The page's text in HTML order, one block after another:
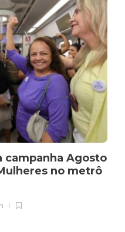
campanha Agosto
no metrô